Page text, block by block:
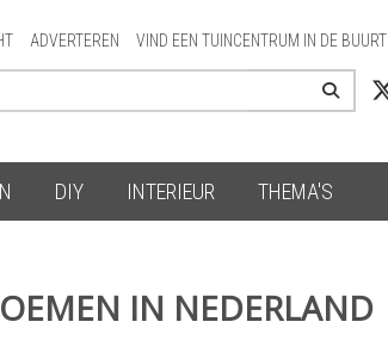
ADVERTEREN VIND EEN TUINCENTRUM IN DE BUURT
DIY INTERIEUR THEMA'S
IN NEDERLAND